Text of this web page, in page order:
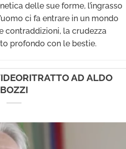
delle sue forme, l’ingrasso
ci fa entrare in un mondo
contraddizioni, la crudezza
profondo con le bestie.
AD ALDO
BOZZI